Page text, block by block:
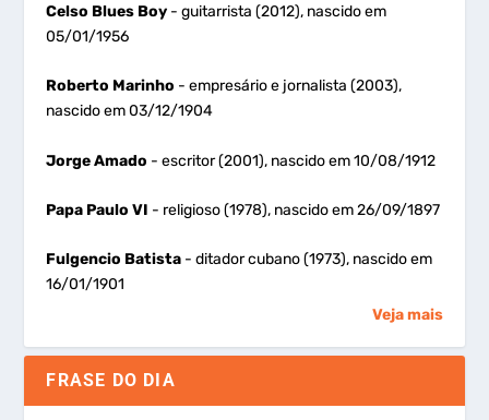
Celso Blues Boy - guitarrista (2012), nascido em
05/01/1956
Roberto Marinho - empresário e jornalista (2003),
nascido em 03/12/1904
Jorge Amado - escritor (2001), nascido em 10/08/1912
Papa Paulo VI - religioso (1978), nascido em 26/09/1897
Fulgencio Batista - ditador cubano (1973), nascido em
16/01/1901
Veja mais
FRASE DO DIA